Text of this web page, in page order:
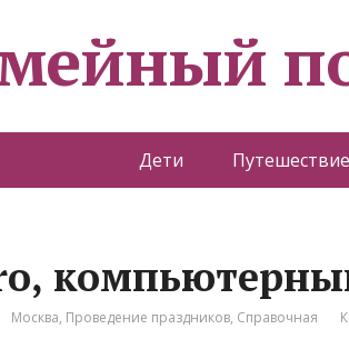
Дети Путешествие
Москва, Проведение праздников, Справочная